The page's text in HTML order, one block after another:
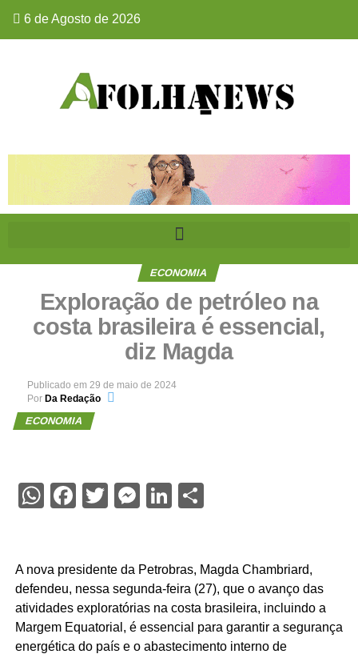
6 de Agosto de 2026
ECONOMIA
Exploração de petróleo na
costa brasileira é essencial,
diz Magda
Publicado em 29 de maio de 2024
Por Da Redação
ECONOMIA
WhatsApp
Facebook
Twitter
Messenger
LinkedIn
Share
A nova presidente da Petrobras, Magda Chambriard,
defendeu, nessa segunda-feira (27), que o avanço das
atividades exploratórias na costa brasileira, incluindo a
Margem Equatorial, é essencial para garantir a segurança
energética do país e o abastecimento interno de